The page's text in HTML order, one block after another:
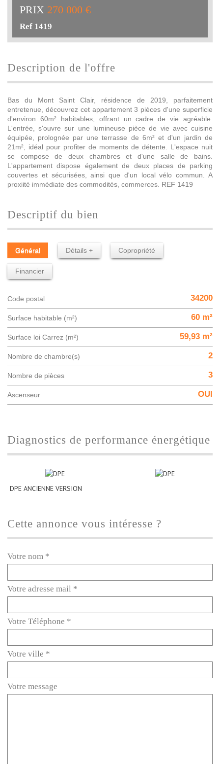
PRIX 270 000 €
Ref 1419
description de l'offre
Bas du Mont Saint Clair, résidence de 2019, parfaitement
entretenue, découvrez cet appartement 3 pièces d'une superficie
d'environ 60m² habitables, offrant un cadre de vie agréable.
L'entrée, s'ouvre sur une lumineuse pièce de vie avec cuisine
équipée, prolognée par une terrasse de 6m² et d'un jardin de
21m², idéal pour profiter de moments de détente. L'espace nuit
se compose de deux chambres et d'une salle de bains.
L'appartement dispose également de deux places de parking
couvertes et sécurisées, ainsi que d'un local vélo commun. A
proxiité immédiate des commodités, commerces. REF 1419
descriptif du bien
Général Détails + Copropriété
Financier
Code postal 34200
Surface habitable (m²) 60 m²
Surface loi Carrez (m²) 59,93 m²
Nombre de chambre(s) 2
Nombre de pièces 3
Ascenseur OUI
diagnostics de performance énergétique
DPE ANCIENNE VERSION
cette annonce vous intéresse ?
Votre nom *
Votre adresse mail *
Votre Téléphone *
Votre ville *
Votre message